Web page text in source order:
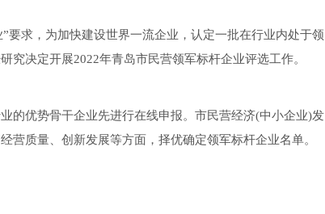
要求，为加快建设世界一流企业，认定一批在行业内处于领
决定开展2022年青岛市民营领军标杆企业评选工作。
的优势骨干企业先进行在线申报。市民营经济(中小企业)发
营质量、创新发展等方面，择优确定领军标杆企业名单。